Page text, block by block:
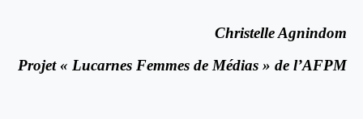
Christelle Agnindom
Projet « Lucarnes Femmes de Médias » de l’AFPM